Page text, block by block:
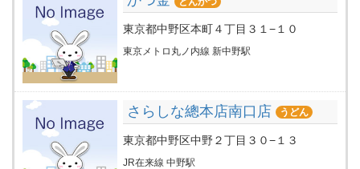
東京都中野区本町４丁目３１−１０
東京メトロ丸ノ内線 新中野駅
さらしな總本店南口店 うどん
東京都中野区中野２丁目３０−１３
JR在来線 中野駅